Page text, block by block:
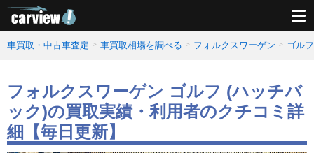
車買取・中古車査定 車買取相場を調べる フォルクスワーゲン ゴル
フォルクスワーゲン ゴルフ (ハッチバ
ック)の買取実績・利用者のクチコミ詳
細【毎日更新】